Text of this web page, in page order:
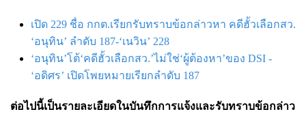
เปิด 229 ชื่อ กกต.เรียกรับทราบข้อกล่าวหา คดีฮั้วเลือกสว.
‘อนุทิน’ ลำดับ 187-‘เนวิน’ 228
‘อนุทิน’โต้‘คดีฮั้วเลือกสว.’ไม่ใช่‘ผู้ต้องหา’ของ DSI -
‘อดิศร’ เปิดโพยหมายเรียกลำดับ 187
ต่อไปนี้เป็นรายละเอียดในบันทึกการแจ้งและรับทราบข้อกล่าว